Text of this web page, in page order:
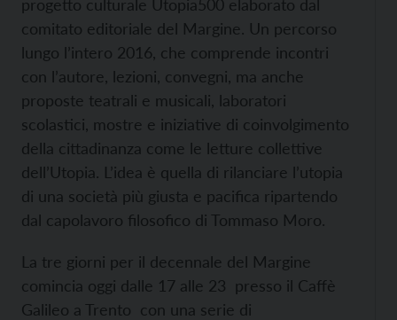
progetto culturale Utopia500 elaborato dal
comitato editoriale del Margine. Un percorso
lungo l’intero 2016, che comprende incontri
con l’autore, lezioni, convegni, ma anche
proposte teatrali e musicali, laboratori
scolastici, mostre e iniziative di coinvolgimento
della cittadinanza come le letture collettive
dell’Utopia. L’idea è quella di rilanciare l’utopia
di una società più giusta e pacifica ripartendo
dal capolavoro filosofico di Tommaso Moro.
La tre giorni per il decennale del Margine
comincia oggi dalle 17 alle 23 presso il Caffè
Galileo a Trento con una serie di